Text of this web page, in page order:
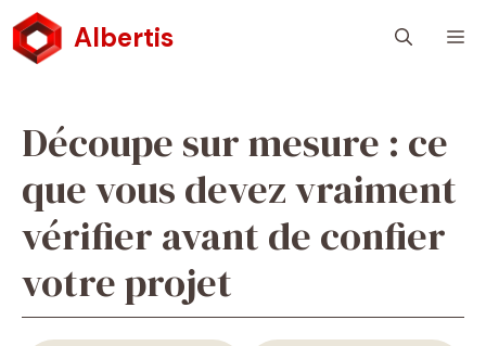
Aller
au
contenu
Albertis
Découpe sur mesure : ce
que vous devez vraiment
vérifier avant de confier
votre projet